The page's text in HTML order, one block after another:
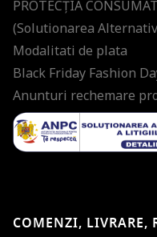
PROTECŢIA
(Solutionarea
Modalitati de plata
Black Friday Fashion
Anunturi rechemare
COMENZI, LIVRARE,